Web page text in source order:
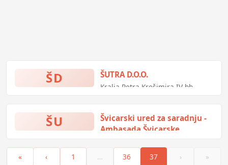
ŠD ŠUTRA D.O.O.
Kralja Petra Krešimira IV bb,
ŠU
Švicarski ured za saradnju -
Ambasada Švicarske
Hercegovina
« ‹ 1 … 36 37 › »